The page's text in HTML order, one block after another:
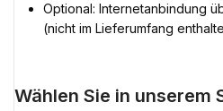
Optional: Internetanbindung
(nicht im Lieferumfang
Wählen Sie in unserem